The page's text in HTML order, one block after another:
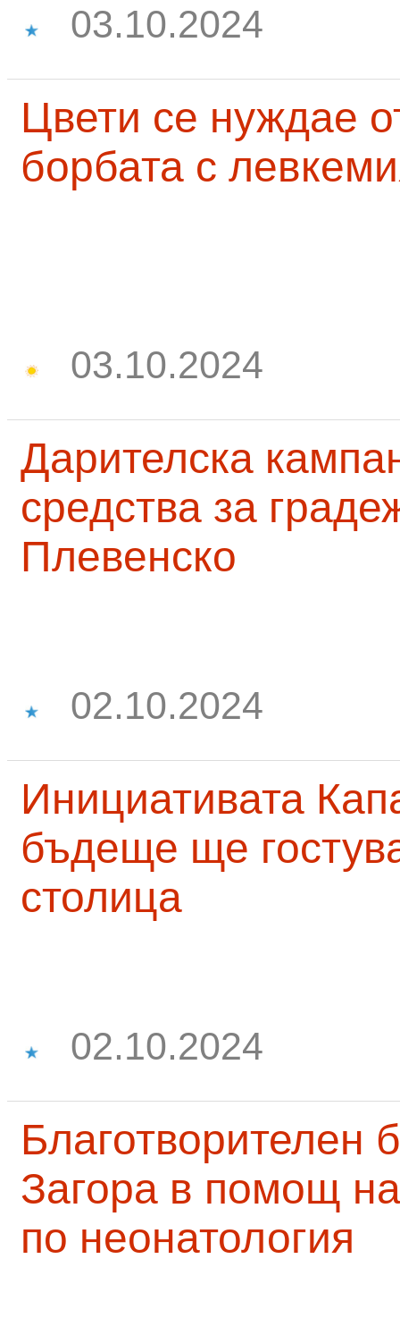
03.10.2024
Цвети се нуждае
борбата с
03.10.2024
Дарителска
средства за
Плевенско
02.10.2024
Инициативата
бъдеще ще
столица
02.10.2024
Благотворителен
Загора в помощ
по неонатология